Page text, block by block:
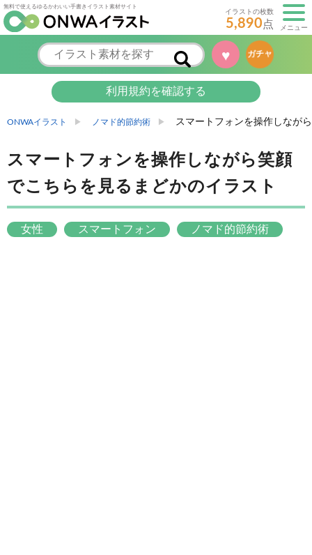
無料で使えるゆるかわいい手書きイラスト素材サイト
イラストの枚数
5,890点 メニュー
♥ ガチャ
利用規約を確認する
ONWAイラスト ノマド的節約術 スマートフォンを操作しなが
スマートフォンを操作しながら笑顔
でこちらを見るまどかのイラスト
女性 スマートフォン ノマド的節約術